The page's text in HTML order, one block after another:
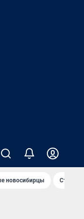
новосибирцы Старт